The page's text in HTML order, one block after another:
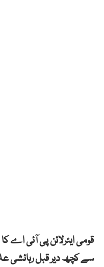
قومی ایئرلائن پی آئی اے
سے کچھ دیر قبل رہائشی